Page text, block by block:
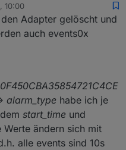
debug log per mail
vor die cam und wieder
10:00
Adapter gelöscht und
auch events0x
alarm_type habe ich je
start_time und
ändern sich mit
alle events sind 10s